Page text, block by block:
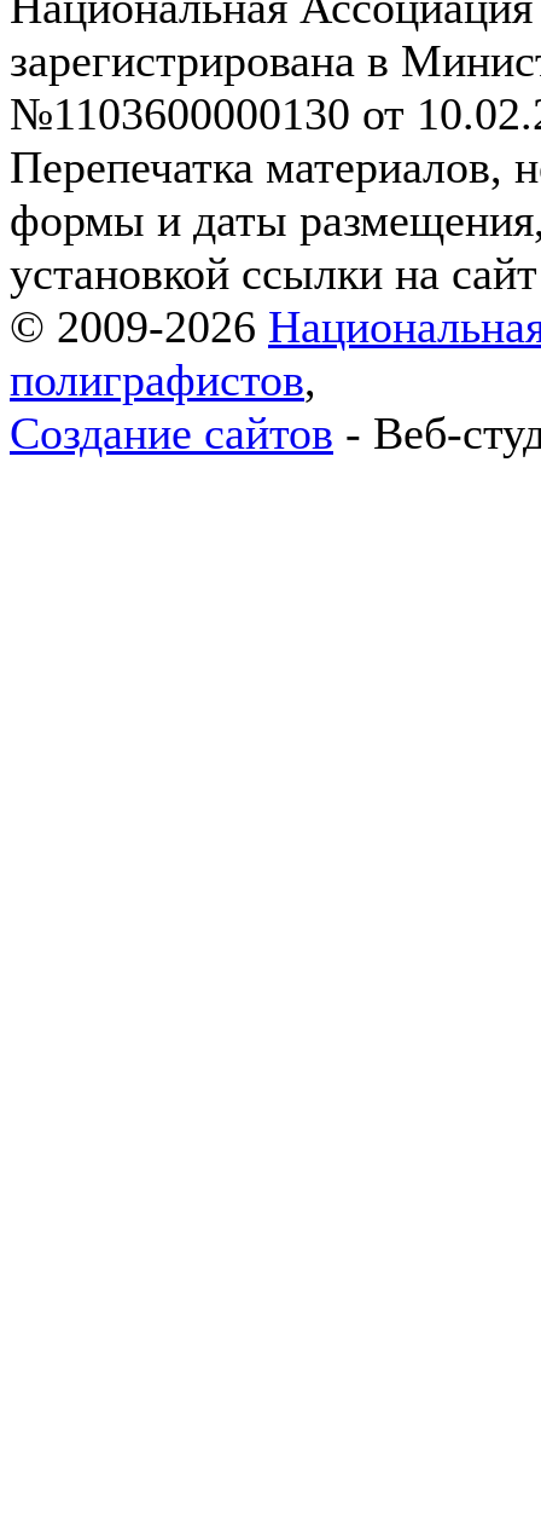
зарегистрирована в
№1103600000130 от
Перепечатка материалов,
формы и даты
установкой ссылки на
© 2009-2026
полиграфистов,
Создание сайтов - Веб-